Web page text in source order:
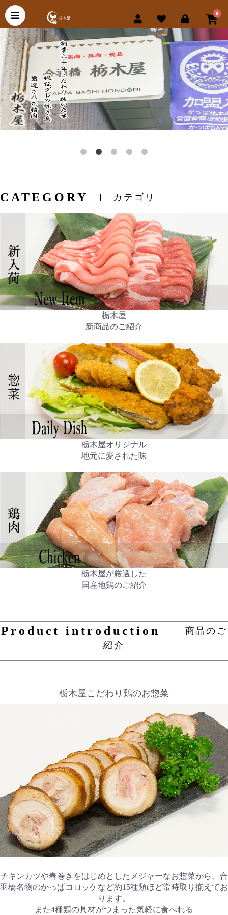
0
CATEGORY カテゴリ
栃木屋
新商品のご紹介
栃木屋オリジナル
地元に愛された味
栃木屋が厳選した
国産地鶏のご紹介
Product introduction
商品のご
紹介
栃木屋こだわり鶏のお惣菜
チキンカツや春巻きをはじめとしたメジャーなお惣菜から、合
羽橋名物のかっぱコロッケなど約15種類ほど常時取り揃えてお
ります。
また4種類の具材がつまった気軽に食べれる